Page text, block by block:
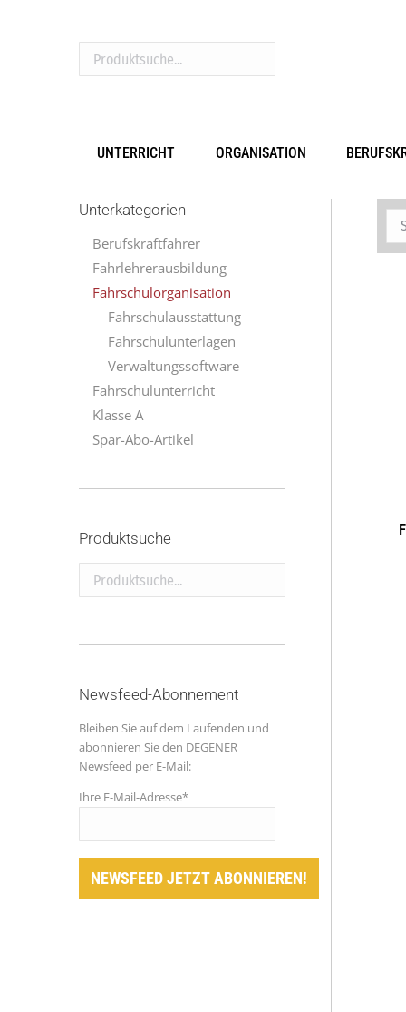
Produktsuche...
UNTERRICHT ORGANISATION
Unterkategorien
Berufskraftfahrer
Fahrlehrerausbildung
Fahrschulorganisation
Fahrschulausstattung
Fahrschulunterlagen
Verwaltungssoftware
Fahrschulunterricht
Klasse A
Spar-Abo-Artikel
Produktsuche
Produktsuche...
Newsfeed-Abonnement
Bleiben Sie auf dem Laufenden und
abonnieren Sie den DEGENER
Newsfeed per E-Mail:
Ihre E-Mail-Adresse*